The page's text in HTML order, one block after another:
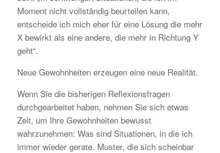
Moment nicht vollständig beurteilen kann,
entscheide ich mich eher für eine Lösung die mehr
X bewirkt als eine andere, die mehr in Richtung Y
geht“.
Neue Gewohnheiten erzeugen eine neue Realität.
Wenn Sie die bisherigen Reflexionsfragen
durchgearbeitet haben, nehmen Sie sich etwas
Zeit, um Ihre Gewohnheiten bewusst
wahrzunehmen: Was sind Situationen, in die ich
immer wieder gerate. Muster, die sich scheinbar